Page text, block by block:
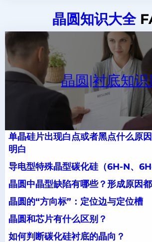
晶圆知识大全
晶圆|衬底知识
单晶硅片出现白点或者黑点什么原
明白
导电型特殊晶型碳化硅（6H-N、
晶圆中晶型缺陷有哪些？形成原因
晶圆的“方向标”：定位边与定位槽
晶圆和芯片有什么区别？
如何判断碳化硅衬底的晶向？